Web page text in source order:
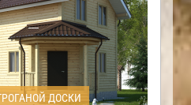
ДОСКИ